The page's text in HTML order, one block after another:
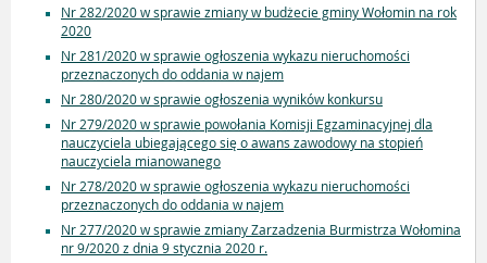
Nr 282/2020 w sprawie zmiany w budżecie gminy Wołomin na rok
2020
Nr 281/2020 w sprawie ogłoszenia wykazu nieruchomości
przeznaczonych do oddania w najem
Nr 280/2020 w sprawie ogłoszenia wyników konkursu
Nr 279/2020 w sprawie powołania Komisji Egzaminacyjnej dla
nauczyciela ubiegającego się o awans zawodowy na stopień
nauczyciela mianowanego
Nr 278/2020 w sprawie ogłoszenia wykazu nieruchomości
przeznaczonych do oddania w najem
Nr 277/2020 w sprawie zmiany Zarzadzenia Burmistrza Wołomina
nr 9/2020 z dnia 9 stycznia 2020 r.